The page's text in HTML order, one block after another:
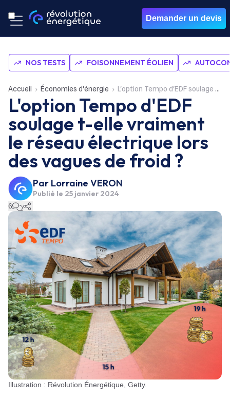
Demander un devis
NOS TESTS FOISONNEMENT ÉOLIEN
Accueil Économies d'énergie L'option Tempo d'EDF soulage t-elle vraiment le réseau électrique lors des vagues de froid ?
L'option Tempo d'EDF
soulage t-elle vraiment
le réseau électrique lors
des vagues de froid ?
Par Lorraine VERON
Publié le 25 janvier 2024
6
Illustration : Révolution Énergétique, Getty.